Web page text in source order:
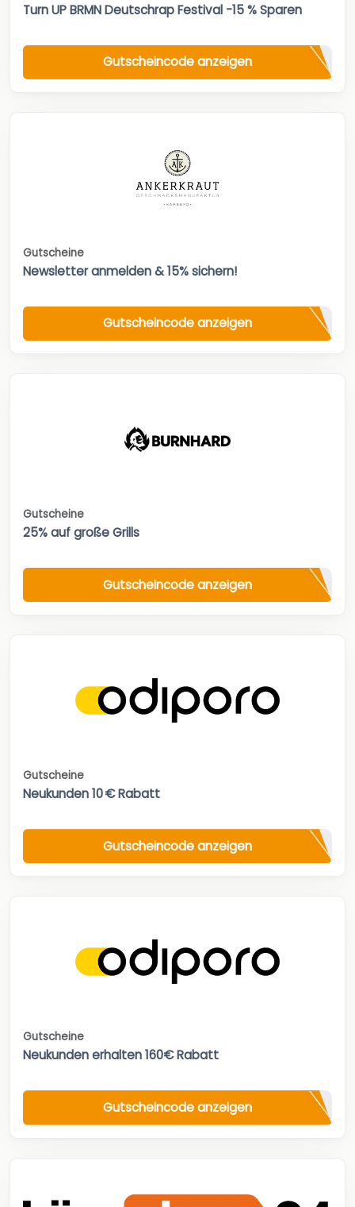
Turn UP BRMN Deutschrap Festival -15 % Sparen
Gutscheincode anzeigen
Gutscheine
Newsletter anmelden & 15% sichern!
Gutscheincode anzeigen
Gutscheine
25% auf große Grills
Gutscheincode anzeigen
Gutscheine
Neukunden 10 € Rabatt
Gutscheincode anzeigen
Gutscheine
Neukunden erhalten 160€ Rabatt
Gutscheincode anzeigen